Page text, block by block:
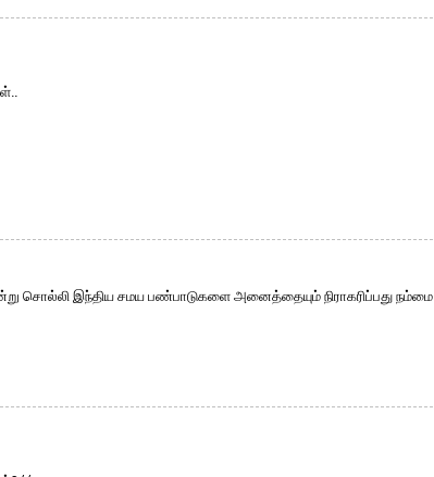
சொல்லி இந்திய சமய பண்பாடுகளை அனைத்தையும் நிராகரிப்பது நம்மை